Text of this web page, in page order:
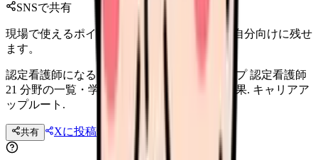
SNSで共有
現場で使えるポイントを、同僚やあとで読む自分向けに残せ
ます。
認定看護師になる｜21 分野・学費・年収アップ 認定看護師
21 分野の一覧・学費・取得後の年収アップ効果. キャリアア
ップルート.
共有 Xに投稿 投稿文コピー